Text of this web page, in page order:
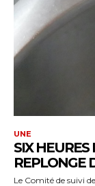
UNE
SIX HEURES
REPLONGE
Le Comité de suivi